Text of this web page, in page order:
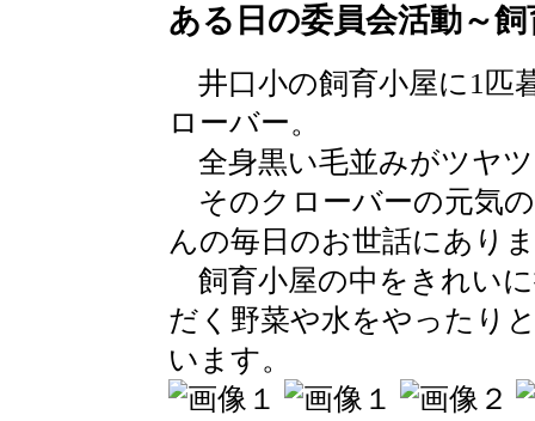
ある日の委員会活動～
井口小の飼育小屋に1匹
ローバー。
全身黒い毛並みがツヤ
そのクローバーの元気
んの毎日のお世話にあり
飼育小屋の中をきれい
だく野菜や水をやったり
います。